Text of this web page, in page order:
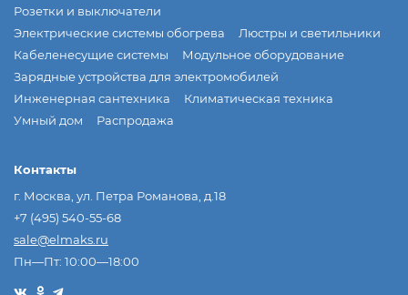
Розетки и выключатели
Электрические системы обогрева
Люстры и светильники
Кабеленесущие системы
Модульное оборудование
Зарядные устройства для электромобилей
Инженерная сантехника
Климатическая техника
Умный дом
Распродажа
Контакты
г. Москва, ул. Петра Романова, д.18
+7 (495) 540-55-68
sale@elmaks.ru
Пн—Пт: 10:00—18:00